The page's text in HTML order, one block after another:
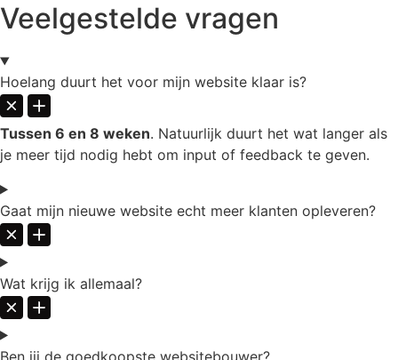
Veelgestelde vragen
Hoelang duurt het voor mijn website klaar is?
Tussen 6 en 8 weken. Natuurlijk duurt het wat langer als
je meer tijd nodig hebt om input of feedback te geven.
Gaat mijn nieuwe website echt meer klanten opleveren?
Wat krijg ik allemaal?
Ben jij de goedkoopste websitebouwer?